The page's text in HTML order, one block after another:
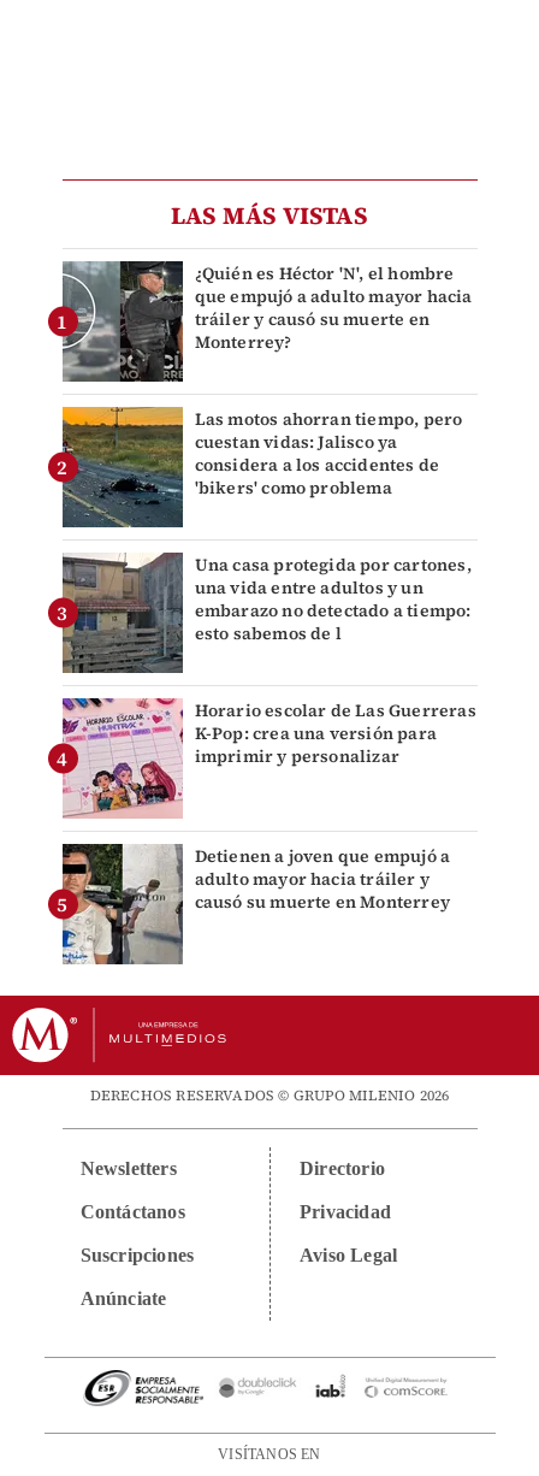
LAS MÁS VISTAS
¿Quién es Héctor 'N', el hombre
que empujó a adulto mayor hacia
tráiler y causó su muerte en
Monterrey?
Las motos ahorran tiempo, pero
cuestan vidas: Jalisco ya
considera a los accidentes de
'bikers' como problema
Una casa protegida por cartones,
una vida entre adultos y un
embarazo no detectado a tiempo:
esto sabemos de l
Horario escolar de Las Guerreras
K-Pop: crea una versión para
imprimir y personalizar
Detienen a joven que empujó a
adulto mayor hacia tráiler y
causó su muerte en Monterrey
DERECHOS RESERVADOS © GRUPO MILENIO 2026
Newsletters
Contáctanos
Suscripciones
Anúnciate
Directorio
Privacidad
Aviso Legal
VISÍTANOS EN